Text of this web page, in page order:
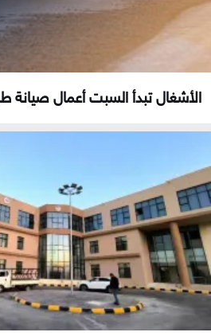
الأشغال تبدأ السبت أعمال